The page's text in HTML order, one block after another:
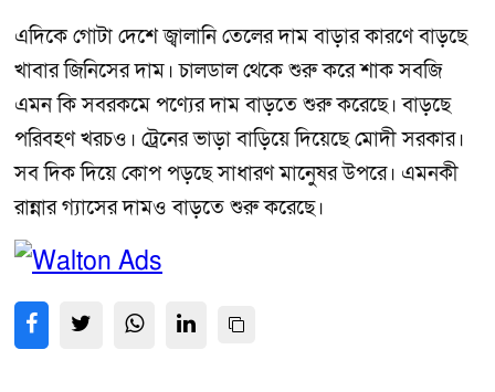
এদিকে গোটা দেশে জ্বালানি তেলের দাম বাড়ার কারণে বাড়ছে
খাবার জিনিসের দাম। চালডাল থেকে শুরু করে শাক সবজি
এমন কি সবরকমে পণ্যের দাম বাড়তে শুরু করেছে। বাড়ছে
পরিবহণ খরচও। ট্রেনের ভাড়া বাড়িয়ে দিয়েছে মোদী সরকার।
সব দিক দিয়ে কোপ পড়ছে সাধারণ মানুেষর উপরে। এমনকী
রান্নার গ্যাসের দামও বাড়তে শুরু করেছে।